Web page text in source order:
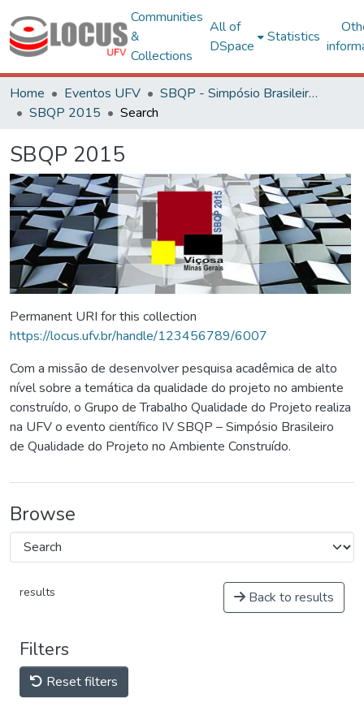
Communities
&
Collections
All of
DSpace
Statistics
Home Eventos UFV
SBQP - Simpósio Brasileiro de Qualidade do Projeto no Ambiente Construído
SBQP 2015
Search
SBQP 2015
Permanent URI for this collection
https://locus.ufv.br/handle/123456789/6007
Com a missão de desenvolver pesquisa acadêmica de alto
nível sobre a temática da qualidade do projeto no ambiente
construído, o Grupo de Trabalho Qualidade do Projeto realiza
na UFV o evento científico IV SBQP – Simpósio Brasileiro
de Qualidade do Projeto no Ambiente Construído.
Browse
results Back to results
Filters
Reset filters